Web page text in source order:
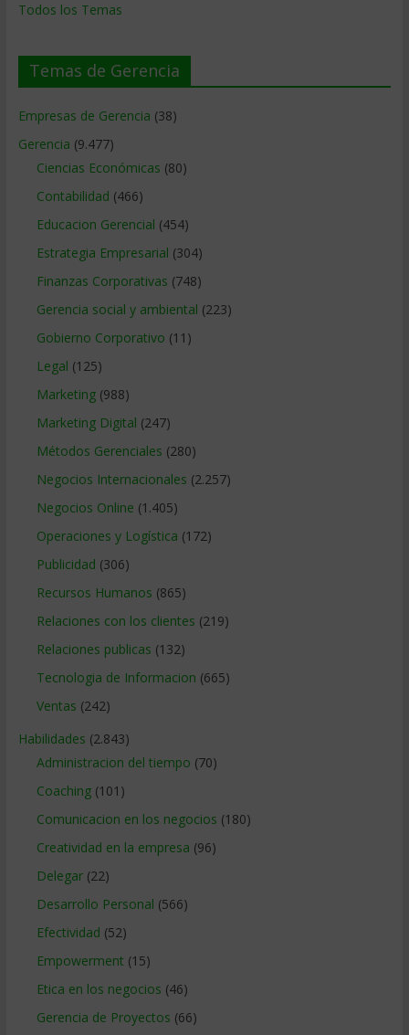
Todos los Temas
Temas de Gerencia
Empresas de Gerencia (38)
Gerencia (9.477)
Ciencias Económicas (80)
Contabilidad (466)
Educacion Gerencial (454)
Estrategia Empresarial (304)
Finanzas Corporativas (748)
Gerencia social y ambiental (223)
Gobierno Corporativo (11)
Legal (125)
Marketing(988)
Marketing Digital (247)
Métodos Gerenciales (280)
Negocios Internacionales (2.257)
Negocios Online (1.405)
Operaciones y Logística (172)
Publicidad (306)
Recursos Humanos (865)
Relaciones con los clientes (219)
Relaciones publicas (132)
Tecnologia de Informacion (665)
Ventas (242)
Habilidades (2.843)
Administracion del tiempo (70)
Coaching(101)
Comunicacion en los negocios (180)
Creatividad en la empresa (96)
Delegar(22)
Desarrollo Personal (566)
Efectividad (52)
Empowerment (15)
Etica en los negocios (46)
Gerencia de Proyectos (66)